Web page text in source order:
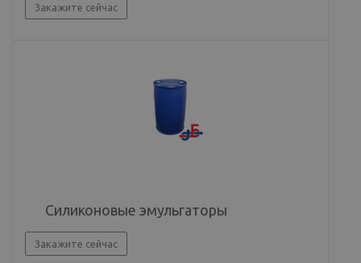
Закажите сейчас
Силиконовые эмульгаторы
Закажите сейчас